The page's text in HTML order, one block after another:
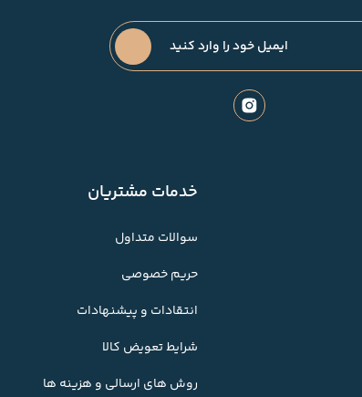
خدمات مشتریان
سوالات متداول
حریم خصوصی
انتقادات و پیشنهادات
شرایط تعویض کالا
روش های ارسالی و هزینه ها